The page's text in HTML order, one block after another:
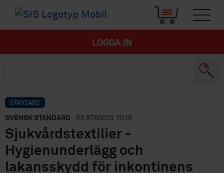
LOGGA IN
STANDARD
SVENSK STANDARD · SS 8760033:2015
Sjukvårdstextilier -
Hygienunderlägg och
lakansskydd för inkontinens